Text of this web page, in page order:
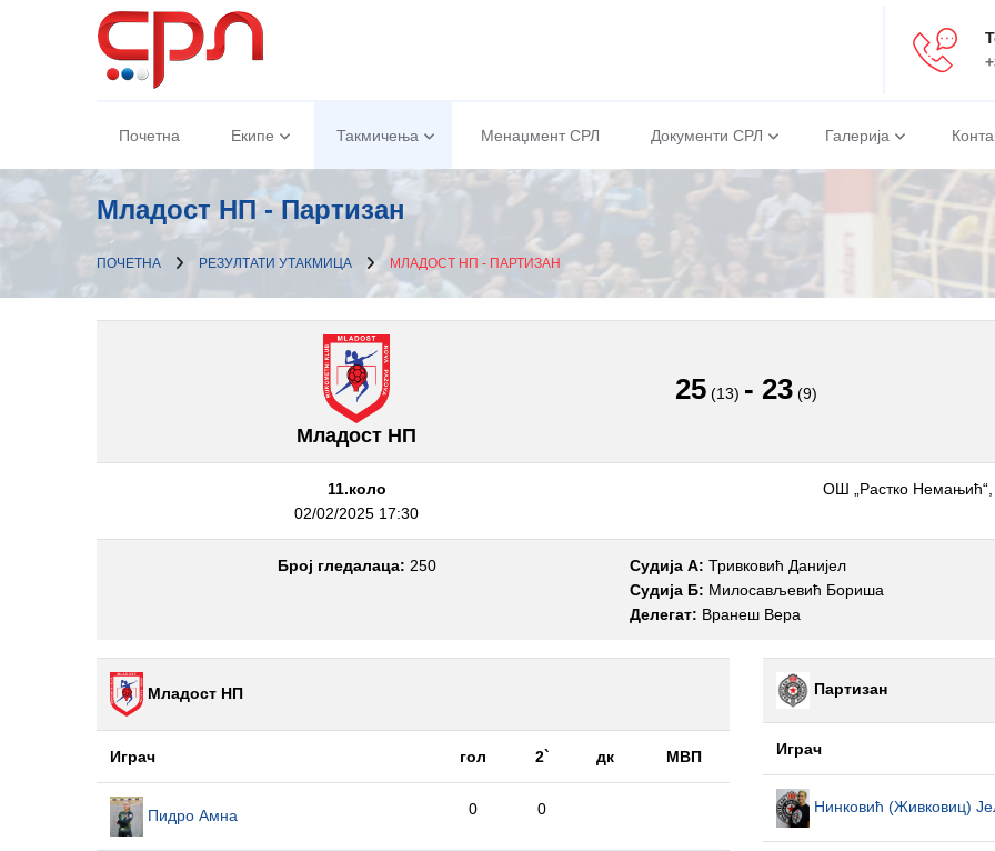
Почетна Екипе Такмичења Менаџмент СРЛ Документи СРЛ Галерија
Младост НП - Партизан
ПОЧЕТНА РЕЗУЛТАТИ УТАКМИЦА МЛАДОСТ НП - ПАРТИЗАН
Младост НП
25 (13) - 23 (9)
11.коло
02/02/2025 17:30
ОШ „Растко
Број гледалаца: 250 Судија А: Тривковић Данијел
Судија Б: Милосављевић Бориша
Делегат: Вранеш Вера
Младост НП
Играч гол 2` дк МВП
Пидро Амна 0 0
Партизан
Играч
Нинковић (Живковиц)